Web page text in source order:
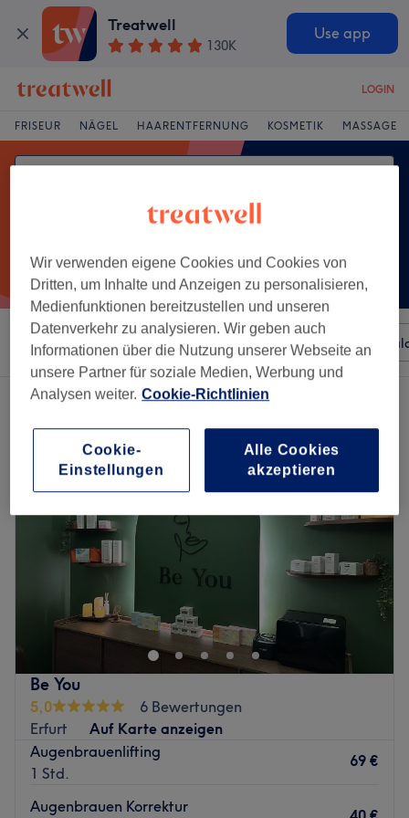
Treatwell
130K
Use app
LOGIN
FRISEUR NÄGEL HAARENTFERNUNG KOSMETIK MASSAGE
Sortieren nach Beliebiger Preis Besonderheiten
Ein Salon, der anbietet: augenbrauenlaminierung in Erfurt
Be You
5,0
6 Bewertungen
Erfurt
Auf Karte anzeigen
Augenbrauenlifting
1 Std.
69 €
Augenbrauen Korrektur
Wir verwenden eigene Cookies und Cookies von
Dritten, um Inhalte und Anzeigen zu personalisieren,
Medienfunktionen bereitzustellen und unseren
Datenverkehr zu analysieren. Wir geben auch
Informationen über die Nutzung unserer Webseite an
unsere Partner für soziale Medien, Werbung und
Analysen weiter. Cookie-Richtlinien
Cookie-
Einstellungen
Alle Cookies
akzeptieren